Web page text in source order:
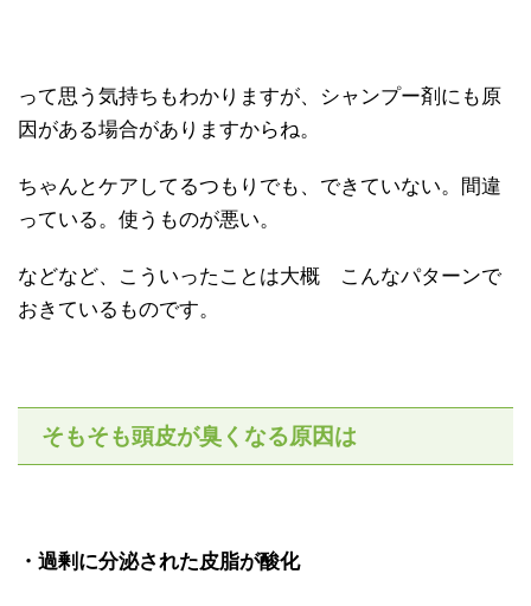
って思う気持ちもわかりますが、シャンプー剤にも原
因がある場合がありますからね。
ちゃんとケアしてるつもりでも、できていない。間違
っている。使うものが悪い。
などなど、こういったことは大概 こんなパターンで
おきているものです。
そもそも頭皮が臭くなる原因は
・過剰に分泌された皮脂が酸化